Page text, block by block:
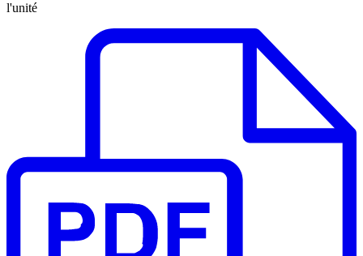
l'unité